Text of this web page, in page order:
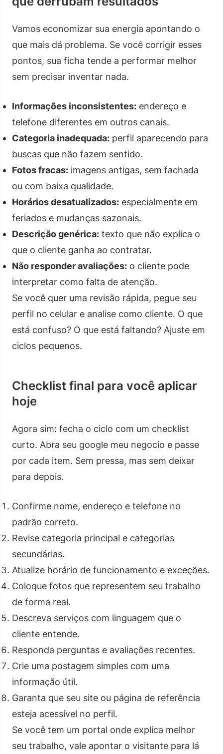
Vamos economizar sua energia apontando o
que mais dá problema. Se você corrigir esses
pontos, sua ficha tende a performar melhor
sem precisar inventar nada.
Informações inconsistentes: endereço e
telefone diferentes em outros canais.
Categoria inadequada: perfil aparecendo para
buscas que não fazem sentido.
Fotos fracas: imagens antigas, sem fachada
ou com baixa qualidade.
Horários desatualizados: especialmente em
feriados e mudanças sazonais.
Descrição genérica: texto que não explica o
que o cliente ganha ao contratar.
Não responder avaliações: o cliente pode
interpretar como falta de atenção.
Se você quer uma revisão rápida, pegue seu
perfil no celular e analise como cliente. O que
está confuso? O que está faltando? Ajuste em
ciclos pequenos.
Checklist final para você aplicar
hoje
Agora sim: fecha o ciclo com um checklist
curto. Abra seu google meu negocio e passe
por cada item. Sem pressa, mas sem deixar
para depois.
Confirme nome, endereço e telefone no
padrão correto.
Revise categoria principal e categorias
secundárias.
Atualize horário de funcionamento e exceções.
Coloque fotos que representem seu trabalho
de forma real.
Descreva serviços com linguagem que o
cliente entende.
Responda perguntas e avaliações recentes.
Crie uma postagem simples com uma
informação útil.
Garanta que seu site ou página de referência
esteja acessível no perfil.
Se você tem um portal onde explica melhor
seu trabalho, vale apontar o visitante para lá